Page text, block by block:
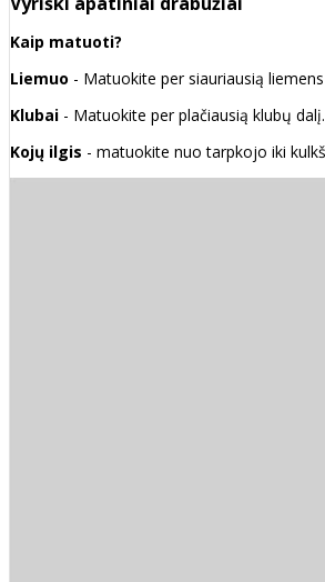
Kaip matuoti?
Liemuo - Matuokite per siauriausią
Klubai - Matuokite per plačiausią klubų dalį.
Kojų ilgis - matuokite nuo tarpkojo iki